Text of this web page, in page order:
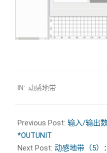
08-
19
IN: 动感地带
Previous Post: 输入/输出
*OUTUNIT
Next Post: 动感地带（5）